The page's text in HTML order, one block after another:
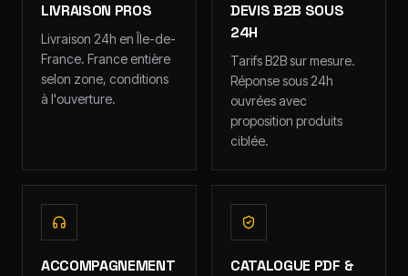
LIVRAISON PROS
Livraison 24h en Île-de-
France. France entière
selon zone, conditions
à l'ouverture.
DEVIS B2B SOUS
24H
Tarifs B2B sur mesure.
Réponse sous 24h
ouvrées avec
proposition produits
ciblée.
ACCOMPAGNEMENT
CATALOGUE PDF &